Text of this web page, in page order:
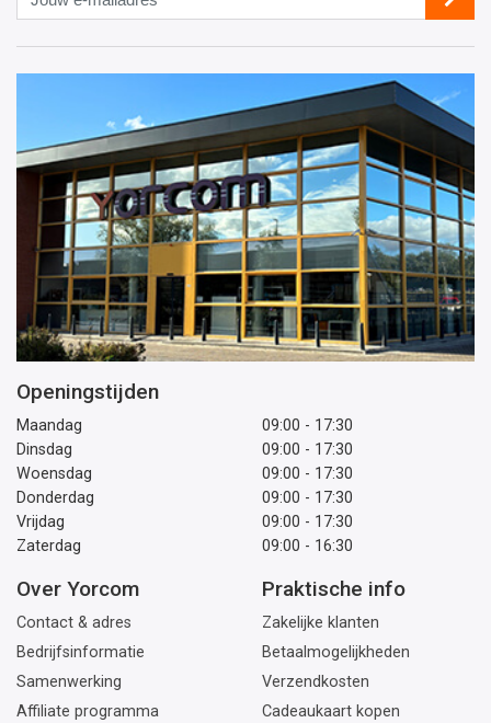
e-
mailadres
Openingstijden
Maandag
09:00 - 17:30
Dinsdag
09:00 - 17:30
Woensdag
09:00 - 17:30
Donderdag
09:00 - 17:30
Vrijdag
09:00 - 17:30
Zaterdag
09:00 - 16:30
Over Yorcom
Contact & adres
Bedrijfsinformatie
Samenwerking
Affiliate programma
Praktische info
Zakelijke klanten
Betaalmogelijkheden
Verzendkosten
Cadeaukaart kopen